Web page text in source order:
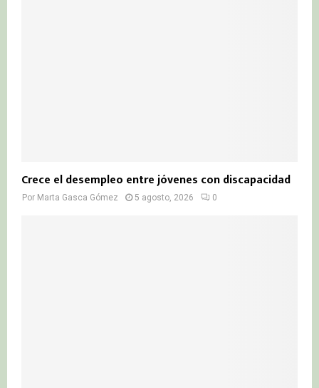
Crece el desempleo entre jóvenes con discapacidad
Por Marta Gasca Gómez 5 agosto, 2026 0